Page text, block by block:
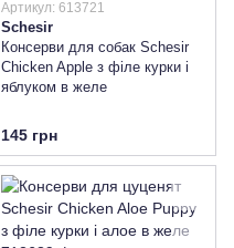
Артикул: 613721
Schesir
Консерви для собак Schesir
Chicken Apple з філе курки і
яблуком в желе
145 грн